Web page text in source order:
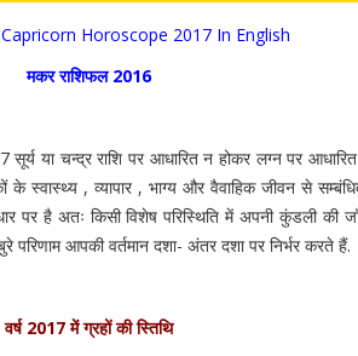
Horoscope 2017 In English
मकर राशिफल 2016
या चन्द्र राशि पर आधारित न होकर लग्न पर
स्वास्थ्य , व्यापार , भाग्य और वैवाहिक जीवन से
पर है अतः किसी विशेष परिस्थिति में अपनी कुंडली की
परिणाम आपकी वर्तमान दशा- अंतर दशा पर निर्भर करते हैं.
वर्ष 2017 में ग्रहों की स्तिथि